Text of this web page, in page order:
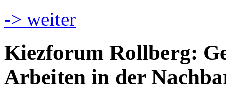
-> weiter
Kiezforum Rollberg:
Arbeiten in der